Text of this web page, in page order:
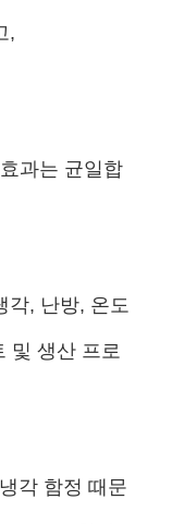
,
과는 균일합
각, 난방, 온도
및 생산 프로
각 함정 때문